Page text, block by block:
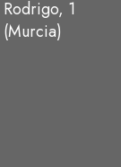
1